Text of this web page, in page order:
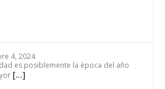
4, 2024
es posiblemente la época del año
[…]